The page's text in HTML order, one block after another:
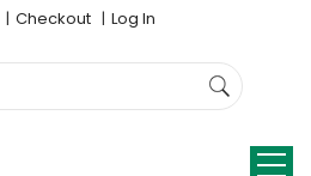
Checkout Log In